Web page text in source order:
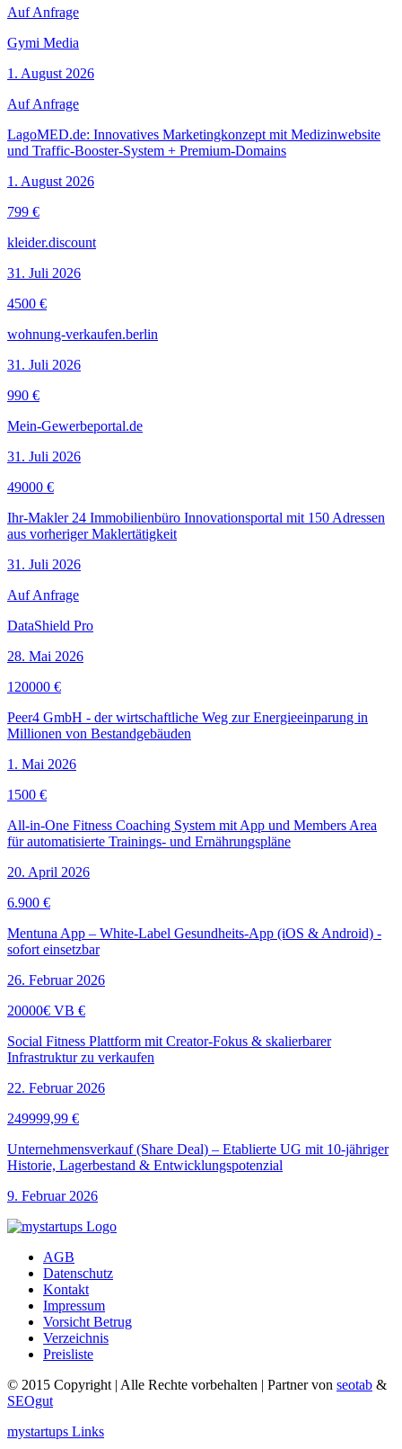
Auf Anfrage
Gymi Media
1. August 2026
Auf Anfrage
LagoMED.de: Innovatives Marketingkonzept mit Medizinwebsite
und Traffic-Booster-System + Premium-Domains
1. August 2026
799 €
kleider.discount
31. Juli 2026
4500 €
wohnung-verkaufen.berlin
31. Juli 2026
990 €
Mein-Gewerbeportal.de
31. Juli 2026
49000 €
Ihr-Makler 24 Immobilienbüro Innovationsportal mit 150 Adressen
aus vorheriger Maklertätigkeit
31. Juli 2026
Auf Anfrage
DataShield Pro
28. Mai 2026
120000 €
Peer4 GmbH - der wirtschaftliche Weg zur Energieeinparung in
Millionen von Bestandgebäuden
1. Mai 2026
1500 €
All-in-One Fitness Coaching System mit App und Members Area
für automatisierte Trainings- und Ernährungspläne
20. April 2026
6.900 €
Mentuna App – White-Label Gesundheits-App (iOS & Android) -
sofort einsetzbar
26. Februar 2026
20000€ VB €
Social Fitness Plattform mit Creator-Fokus & skalierbarer
Infrastruktur zu verkaufen
22. Februar 2026
249999,99 €
Unternehmensverkauf (Share Deal) – Etablierte UG mit 10-jähriger
Historie, Lagerbestand & Entwicklungspotenzial
9. Februar 2026
AGB
Datenschutz
Kontakt
Impressum
Vorsicht Betrug
Verzeichnis
Preisliste
© 2015 Copyright | Alle Rechte vorbehalten | Partner von seotab &
SEOgut
mystartups Links